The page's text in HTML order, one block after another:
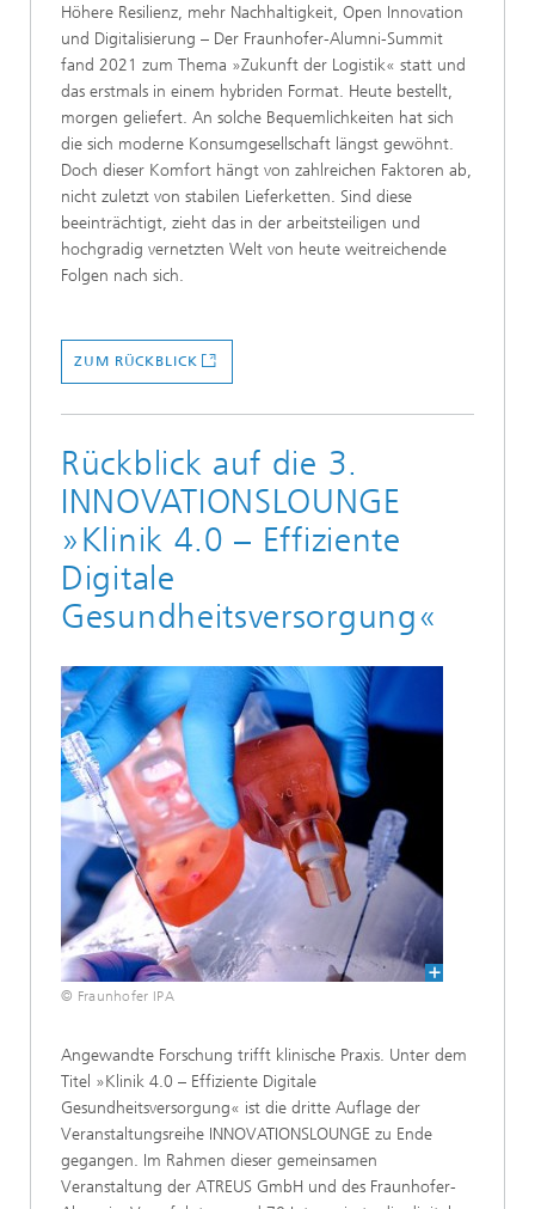
Höhere Resilienz, mehr Nachhaltigkeit, Open Innovation
und Digitalisierung – Der Fraunhofer-Alumni-Summit
fand 2021 zum Thema »Zukunft der Logistik« statt und
das erstmals in einem hybriden Format. Heute bestellt,
morgen geliefert. An solche Bequemlichkeiten hat sich
die sich moderne Konsumgesellschaft längst gewöhnt.
Doch dieser Komfort hängt von zahlreichen Faktoren ab,
nicht zuletzt von stabilen Lieferketten. Sind diese
beeinträchtigt, zieht das in der arbeitsteiligen und
hochgradig vernetzten Welt von heute weitreichende
Folgen nach sich.
ZUM RÜCKBLICK
Rückblick auf die 3.
INNOVATIONSLOUNGE
»Klinik 4.0 – Effiziente
Digitale
Gesundheitsversorgung«
© Fraunhofer IPA
Angewandte Forschung trifft klinische Praxis. Unter dem
Titel »Klinik 4.0 – Effiziente Digitale
Gesundheitsversorgung« ist die dritte Auflage der
Veranstaltungsreihe INNOVATIONSLOUNGE zu Ende
gegangen. Im Rahmen dieser gemeinsamen
Veranstaltung der ATREUS GmbH und des Fraunhofer-